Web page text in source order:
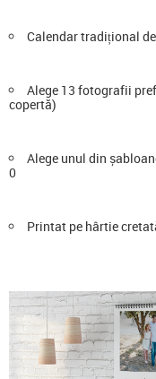
Calendar tradițional
Alege 13 fotografii
copertă)
Alege unul din
0
Printat pe hârtie